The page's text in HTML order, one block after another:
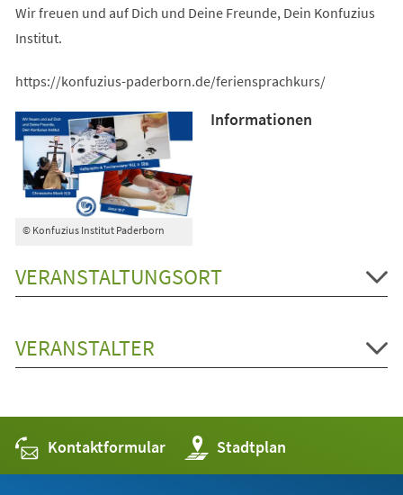
Wir freuen und auf Dich und Deine Freunde, Dein Konfuzius
Institut.
https://konfuzius-paderborn.de/feriensprachkurs/
© Konfuzius Institut Paderborn
Informationen
VERANSTALTUNGSORT
VERANSTALTER
Kontaktformular Stadtplan
(Öffnet
in
einem